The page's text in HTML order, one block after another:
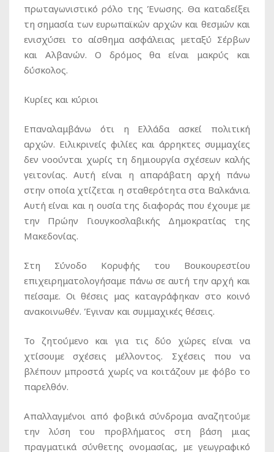
πρωταγωνιστικό ρόλο της Ένωσης. Θα καταδείξει
τη σημασία των ευρωπαϊκών αρχών και θεσμών και
ενισχύσει το αίσθημα ασφάλειας μεταξύ Σέρβων
και Αλβανών. Ο δρόμος θα είναι μακρύς και
δύσκολος.
Κυρίες και κύριοι
Επαναλαμβάνω ότι η Ελλάδα ασκεί πολιτική
αρχών. Ειλικρινείς φιλίες και άρρηκτες συμμαχίες
δεν νοούνται χωρίς τη δημιουργία σχέσεων καλής
γειτονίας. Αυτή είναι η απαράβατη αρχή πάνω
στην οποία χτίζεται η σταθερότητα στα Βαλκάνια.
Αυτή είναι και η ουσία της διαφοράς που έχουμε με
την Πρώην Γιουγκοσλαβικής Δημοκρατίας της
Μακεδονίας.
Στη Σύνοδο Κορυφής του Βουκουρεστίου
επιχειρηματολογήσαμε πάνω σε αυτή την αρχή και
πείσαμε. Οι θέσεις μας καταγράφηκαν στο κοινό
ανακοινωθέν. Έγιναν και συμμαχικές θέσεις.
Το ζητούμενο και για τις δύο χώρες είναι να
χτίσουμε σχέσεις μέλλοντος. Σχέσεις που να
βλέπουν μπροστά χωρίς να κοιτάζουν με φόβο το
παρελθόν.
Απαλλαγμένοι από φοβικά σύνδρομα αναζητούμε
την λύση του προβλήματος στη βάση μιας
πραγματικά σύνθετης ονομασίας, με γεωγραφικό